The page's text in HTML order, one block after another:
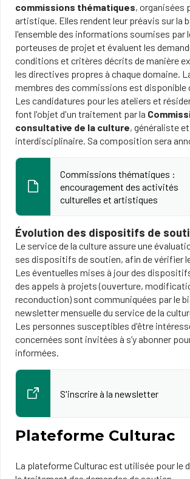
commissions thématiques, organisées
artistique. Elles rendent leur préavis sur la
l'ensemble des informations soumises par
porteuses de projet et évaluent les
conditions et critères décrits de manière
les directives propres à chaque domaine.
membres des commissions est disponible
Les candidatures pour les ateliers et
font l'objet d'un traitement par la
consultative de la culture, généraliste et
interdisciplinaire. Sa composition sera
Commissions thématiques :
encouragement des activités
culturelles et artistiques
Évolution des dispositifs de
Le service de la culture assure une
ses dispositifs de soutien, afin de vérifier
Les éventuelles mises à jour des
des appels à projets (ouverture,
reconduction) sont communiquées par le
newsletter mensuelle du service de la
Les personnes susceptibles d'être
concernées sont invitées à s’y abonner
informées.
S'inscrire à la newsletter
Plateforme Culturac
La plateforme Culturac est utilisée pour le